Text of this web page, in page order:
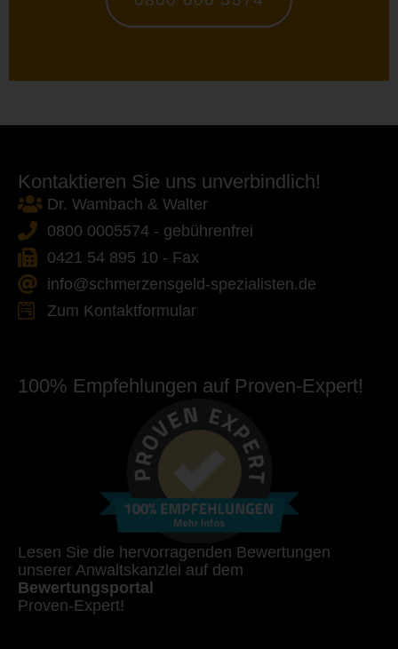
Kontaktieren Sie uns unverbindlich!
Dr. Wambach & Walter
0800 0005574 - gebührenfrei
0421 54 895 10 - Fax
info@schmerzensgeld-spezialisten.de
Zum Kontaktformular
100% Empfehlungen auf Proven-Expert!
Lesen Sie die hervorragenden Bewertungen
unserer Anwaltskanzlei auf dem
Bewertungsportal
Proven-Expert!